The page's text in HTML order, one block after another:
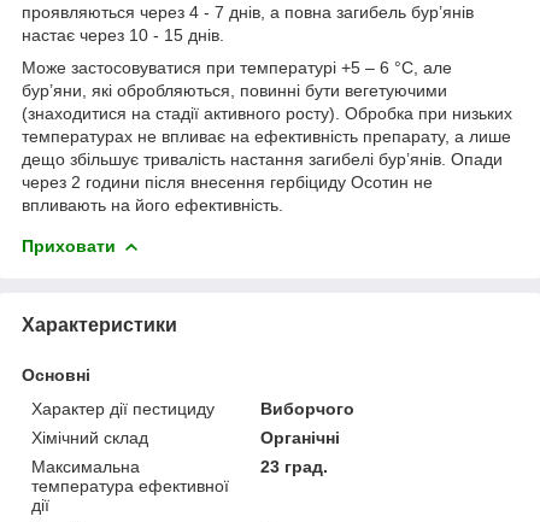
проявляються через 4 - 7 днів, а повна загибель бур’янів
настає через 10 - 15 днів.
Може застосовуватися при температурі +5 – 6 °С, але
бур’яни, які обробляються, повинні бути вегетуючими
(знаходитися на стадії активного росту). Обробка при низьких
температурах не впливає на ефективність препарату, а лише
дещо збільшує тривалість настання загибелі бур’янів. Опади
через 2 години після внесення гербіциду Осотин не
впливають на його ефективність.
Приховати
Характеристики
Основні
Характер дії пестициду
Виборчого
Хімічний склад
Органічні
Максимальна
температура ефективної
дії
23 град.